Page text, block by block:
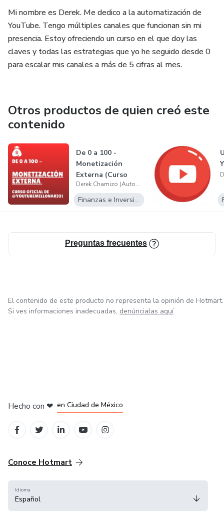
Mi nombre es Derek. Me dedico a la automatización de
YouTube. Tengo múltiples canales que funcionan sin mi
presencia. Estoy ofreciendo un curso en el que doy las
claves y todas las estrategias que yo he seguido desde 0
para escalar mis canales a más de 5 cifras al mes.
Otros productos de quien creó este
contenido
De 0 a 100 -
Monetización
Externa (Curso
Oficial de
@youtube...
Derek Chamizo (Automatización de YouTube)
Finanzas e Inversiones
Preguntas frecuentes
El contenido de este producto no representa la opinión de Hotmart.
Si ves informaciones inadecuadas, denúncialas aquí
Hecho con ❤ en Ciudad de México
Conoce Hotmart
Idioma
Español